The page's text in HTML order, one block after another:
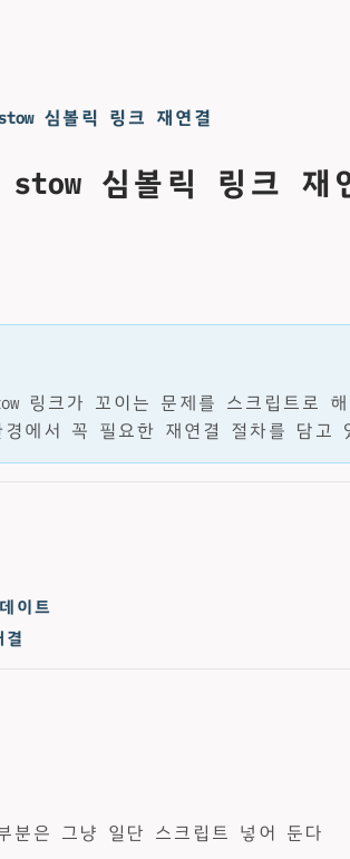
심볼릭 링크 재연결
심볼릭 링크 재
링크가 꼬이는 문제를 스크립트로
에서 꼭 필요한 재연결 절차를 담고
이트
분은 그냥 일단 스크립트 넣어 둔다